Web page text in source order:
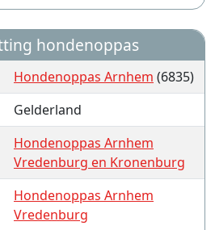
hondenoppas
Hondenoppas Arnhem (6835)
Gelderland
Hondenoppas Arnhem
Vredenburg en Kronenburg
Hondenoppas Arnhem
Vredenburg